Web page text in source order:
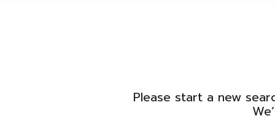
Please start a new